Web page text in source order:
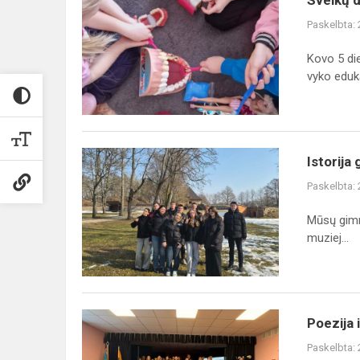
dantukų
paslaptys
Paskelbta:
Kovo 5
vyko
Istorija
gyvai:
mokymasis
bendradarbiaujant
Istorija
Paskelbta:
Mūsų
muziej...
Poezija
ir
istorija
Poezija
Paskelbta: